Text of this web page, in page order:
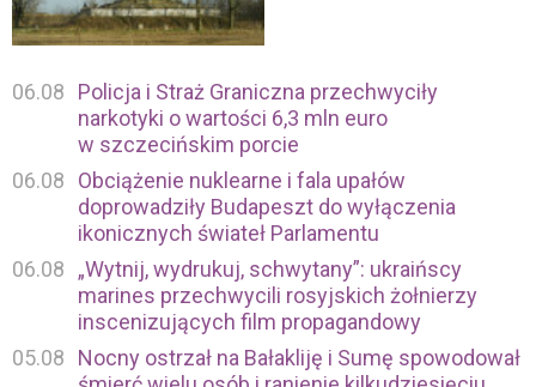
06.08
Policja i Straż Graniczna przechwyciły
narkotyki o wartości 6,3 mln euro
w szczecińskim porcie
06.08
Obciążenie nuklearne i fala upałów
doprowadziły Budapeszt do wyłączenia
ikonicznych świateł Parlamentu
06.08
„Wytnij, wydrukuj, schwytany”: ukraińscy
marines przechwycili rosyjskich żołnierzy
inscenizujących film propagandowy
05.08
Nocny ostrzał na Bałakliję i Sumę spowodował